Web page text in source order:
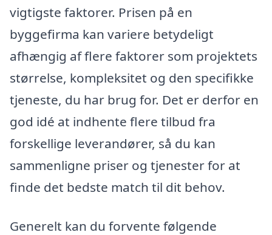
vigtigste faktorer. Prisen på en
byggefirma kan variere betydeligt
afhængig af flere faktorer som projektets
størrelse, kompleksitet og den specifikke
tjeneste, du har brug for. Det er derfor en
god idé at indhente flere tilbud fra
forskellige leverandører, så du kan
sammenligne priser og tjenester for at
finde det bedste match til dit behov.
Generelt kan du forvente følgende